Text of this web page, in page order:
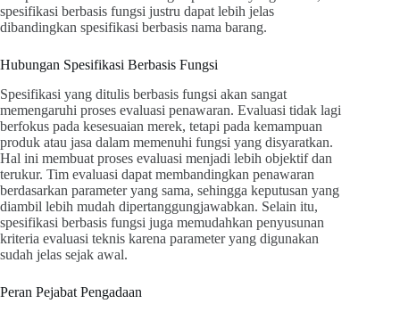
spesifikasi berbasis fungsi justru dapat lebih jelas
dibandingkan spesifikasi berbasis nama barang.
Hubungan Spesifikasi Berbasis Fungsi
Spesifikasi yang ditulis berbasis fungsi akan sangat
memengaruhi proses evaluasi penawaran. Evaluasi tidak lagi
berfokus pada kesesuaian merek, tetapi pada kemampuan
produk atau jasa dalam memenuhi fungsi yang disyaratkan.
Hal ini membuat proses evaluasi menjadi lebih objektif dan
terukur. Tim evaluasi dapat membandingkan penawaran
berdasarkan parameter yang sama, sehingga keputusan yang
diambil lebih mudah dipertanggungjawabkan. Selain itu,
spesifikasi berbasis fungsi juga memudahkan penyusunan
kriteria evaluasi teknis karena parameter yang digunakan
sudah jelas sejak awal.
Peran Pejabat Pengadaan